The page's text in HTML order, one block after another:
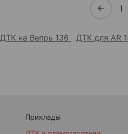
1
ДТК на Вепрь 136 ДТК для AR
Приклады